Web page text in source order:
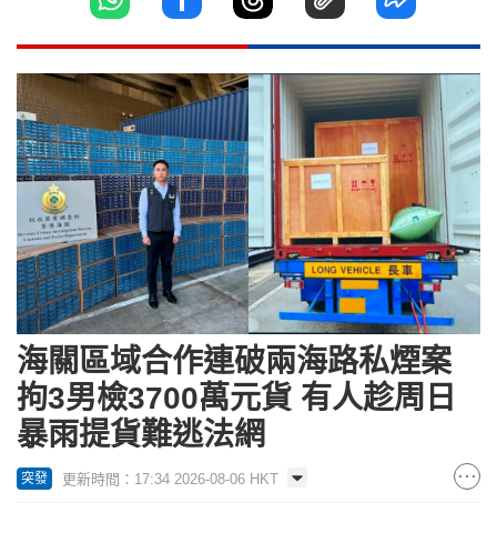
海關區域合作連破兩海路私煙案
拘3男檢3700萬元貨 有人趁周日
暴雨提貨難逃法網
突發 更新時間：17:34 2026-08-06 HKT